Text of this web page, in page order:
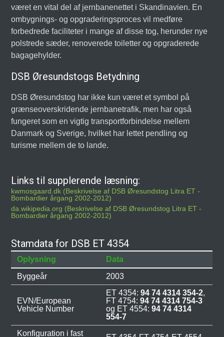
været en vital del af jernbanenettet i Skandinavien. En
ombygnings- og opgraderingsproces vil medføre
forbedrede faciliteter i mange af disse tog, herunder nye
polstrede sæder, renoverede toiletter og opgraderede
bagagehylder.
DSB Øresundstogs Betydning
DSB Øresundstog har ikke kun været et symbol på
grænseoverskridende jernbanetrafik, men har også
fungeret som en vigtig transportforbindelse mellem
Danmark og Sverige, hvilket har lettet pendling og
turisme mellem de to lande.
Links til supplerende læsning:
kwmosgaard.dk (Beskrivelse af DSB Øresundstog Litra ET -
Bombardier årgang 2002-2012)
da.wikipedia.org (Beskrivelse af DSB Øresundstog Litra ET -
Bombardier årgang 2002-2012)
Stamdata for DSB ET 4354
Oplysning
Data
Byggeår
2003
EVN/European
Vehicle Number
ET 4354:94 74 4314 354-2,
FT 4754:94 74 4314 754-3
og ET 4554:94 74 4314
554-7
Konfiguration i fast